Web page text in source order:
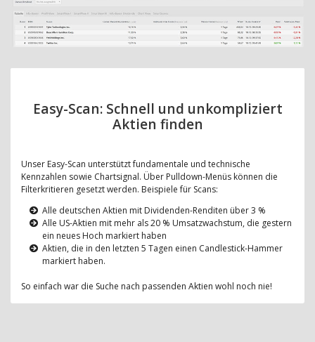
Easy-Scan: Schnell und unkompliziert
Aktien finden
Unser Easy-Scan unterstützt fundamentale und technische
Kennzahlen sowie Chartsignal. Über Pulldown-Menüs können die
Filterkritieren gesetzt werden. Beispiele für Scans:
Alle deutschen Aktien mit Dividenden-Renditen über 3 %
Alle US-Aktien mit mehr als 20 % Umsatzwachstum, die gestern
ein neues Hoch markiert haben
Aktien, die in den letzten 5 Tagen einen Candlestick-Hammer
markiert haben.
So einfach war die Suche nach passenden Aktien wohl noch nie!